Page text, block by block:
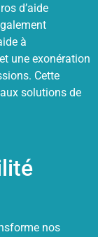
d’aide
à
une exonération
Cette
solutions de
nos